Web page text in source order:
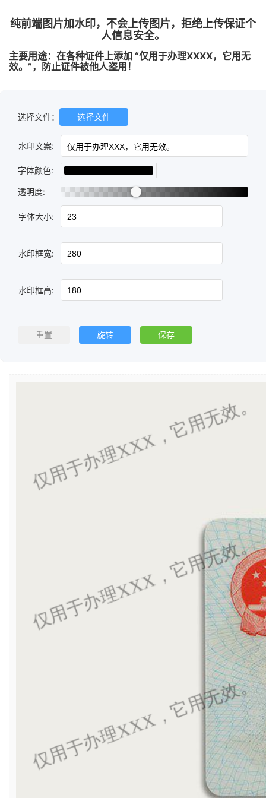
纯前端图片加水印，不会上传图片，拒绝上传保证个
人信息安全。
主要用途：在各种证件上添加 “仅用于办理XXXX，它用无
效。”，防止证件被他人盗用！
选择文件： 选择文件
水印文案:
字体颜色:
透明度:
字体大小:
水印框宽:
水印框高:
重置 旋转 保存